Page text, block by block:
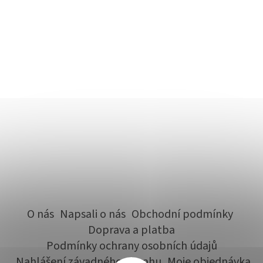
O nás Napsali o nás Obchodní podmínky
Doprava a platba
Podmínky ochrany osobních údajů